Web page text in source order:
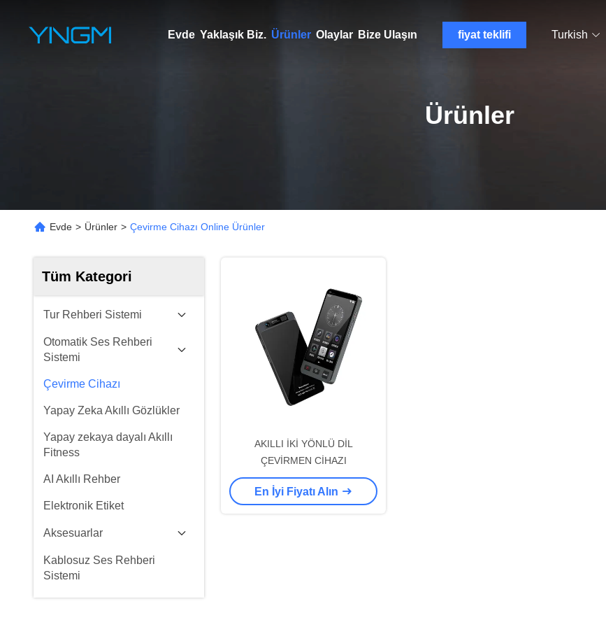
Evde Yaklaşık Biz. Ürünler Olaylar Bize Ulaşın fiyat teklifi Turkish
Ürünler
Evde > Ürünler > Çevirme Cihazı Online Ürünler
Tüm Kategori
Tur Rehberi Sistemi
Otomatik Ses Rehberi
Sistemi
Çevirme Cihazı
Yapay Zeka Akıllı Gözlükler
Yapay zekaya dayalı Akıllı
Fitness
AI Akıllı Rehber
Elektronik Etiket
Aksesuarlar
Kablosuz Ses Rehberi
Sistemi
AKILLI İKİ YÖNLÜ DİL
ÇEVİRMEN CİHAZI
En İyi Fiyatı Alın